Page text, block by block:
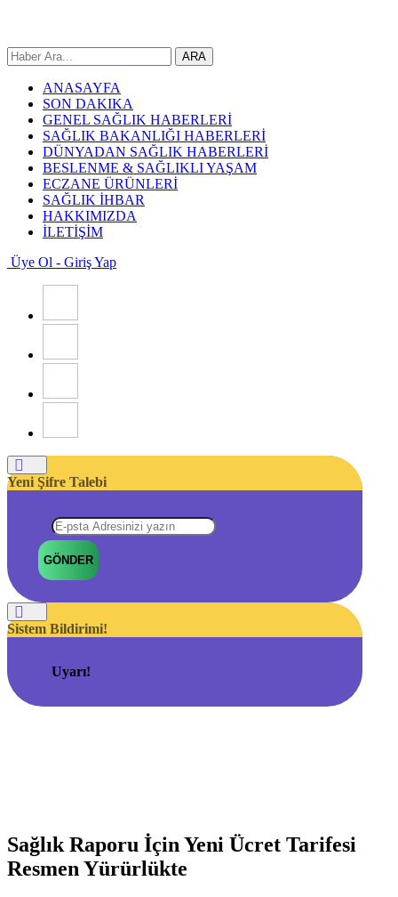
ANASAYFA
SON DAKIKA
GENEL SAĞLIK HABERLERİ
SAĞLIK BAKANLIĞI HABERLERİ
DÜNYADAN SAĞLIK HABERLERİ
BESLENME & SAĞLIKLI YAŞAM
ECZANE ÜRÜNLERİ
SAĞLIK İHBAR
HAKKIMIZDA
İLETİŞİM
Üye Ol - Giriş Yap
Yeni Şifre Talebi
GÖNDER
Sistem Bildirimi!
Uyarı!
Sağlık Raporu İçin Yeni Ücret Tarifesi
Resmen Yürürlükte